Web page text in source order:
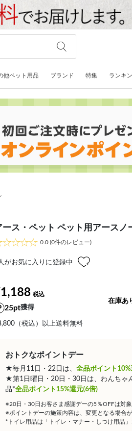
他ペット用品 ブランド 特集 ランキ
ース・ペット ペット用アース
0.0 (0件のレビュー)
がお気に入りに登録中
25pt獲得
（税込）以上送料無料
在庫あ
おトクなポイントデー
★毎月11日・22日は、 全品ポイント10%
★第1日曜日・20日・30日は、わんちゃ
品*全品ポイント15%還元(6倍)
※20日・30日お客さま感謝デーの5％OFFは対象
※ポイントデーの施策内容は、変更となる場合が
*トイレ用品は「トイレ・マナー・しつけ用品